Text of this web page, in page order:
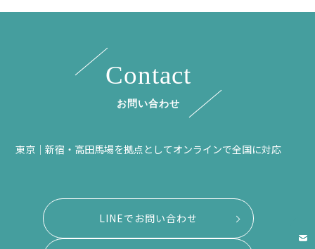
Contact
お問い合わせ
東京｜新宿・高田馬場を拠点としてオンラインで全国に対応
LINEでお問い合わせ